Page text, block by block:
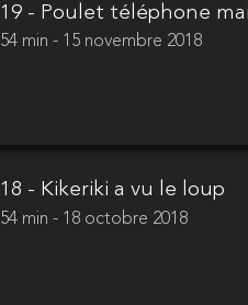
19 - Poulet téléphone
54 min - 15 novembre 2018
18 - Kikeriki a vu le loup
54 min - 18 octobre 2018